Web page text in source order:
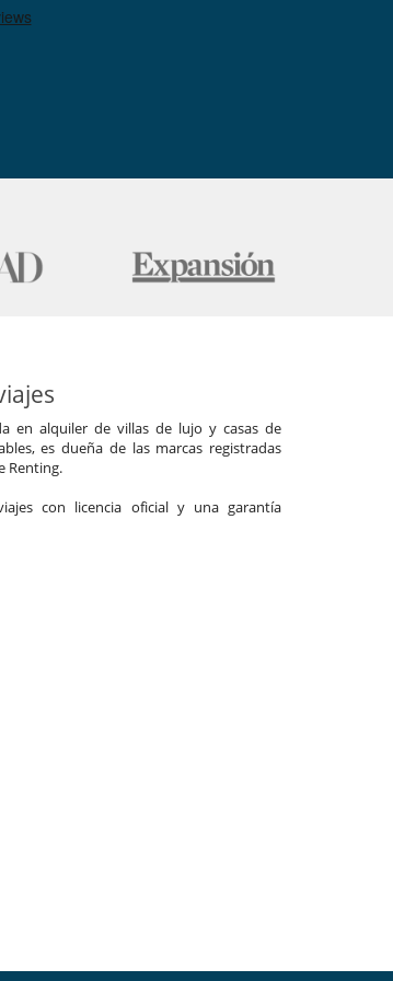
en alquiler de villas de lujo y casas de
es dueña de las marcas registradas
Renting.
con licencia oficial y una garantía